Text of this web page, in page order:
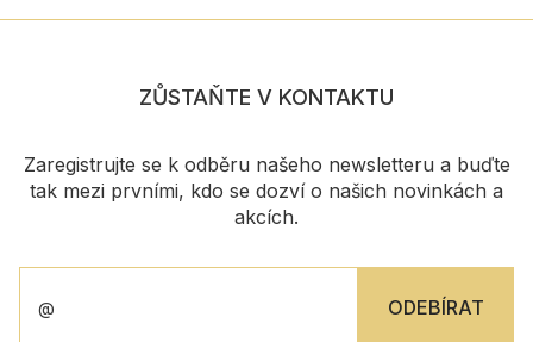
ZŮSTAŇTE V KONTAKTU
Zaregistrujte se k odběru našeho newsletteru a buďte
tak mezi prvními, kdo se dozví o našich novinkách a
akcích.